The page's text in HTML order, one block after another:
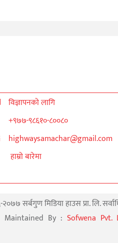
विज्ञापनको लागि
+९७७-९८६१०-८००८०
highwaysamachar@gmail.com
हाम्रो बारेमा
सर्बगुण मिडिया हाउस प्रा. लि.
Maintained By : Sofwena Pvt.